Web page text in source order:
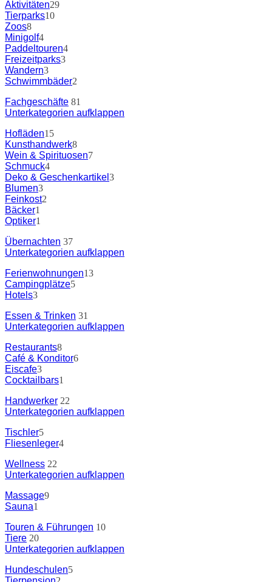
Aktivitäten29
Tierparks10
Zoos8
Minigolf4
Paddeltouren4
Freizeitparks3
Wandern3
Schwimmbäder2
Fachgeschäfte 81
Unterkategorien aufklappen
Hofläden15
Kunsthandwerk8
Wein & Spirituosen7
Schmuck4
Deko & Geschenkartikel 3
Blumen3
Feinkost2
Bäcker1
Optiker1
Übernachten 37
Unterkategorien aufklappen
Ferienwohnungen13
Campingplätze5
Hotels3
Essen & Trinken 31
Unterkategorien aufklappen
Restaurants8
Café & Konditor6
Eiscafe3
Cocktailbars1
Handwerker 22
Unterkategorien aufklappen
Tischler5
Fliesenleger4
Wellness 22
Unterkategorien aufklappen
Massage9
Sauna1
Touren & Führungen 10
Tiere 20
Unterkategorien aufklappen
Hundeschulen5